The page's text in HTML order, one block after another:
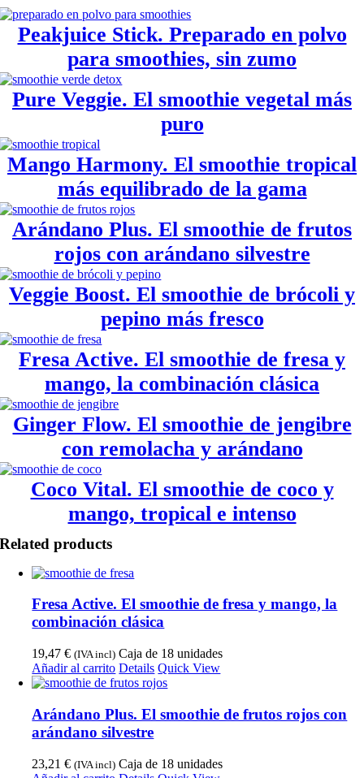
Peakjuice Stick. Preparado en polvo
para smoothies, sin zumo
Pure Veggie. El smoothie vegetal más
puro
Mango Harmony. El smoothie tropical
más equilibrado de la gama
Arándano Plus. El smoothie de frutos
rojos con arándano silvestre
Veggie Boost. El smoothie de brócoli y
pepino más fresco
Fresa Active. El smoothie de fresa y
mango, la combinación clásica
Ginger Flow. El smoothie de jengibre
con remolacha y arándano
Coco Vital. El smoothie de coco y
mango, tropical e intenso
Related products
Fresa Active. El smoothie de fresa y mango, la
combinación clásica
19,47€ (IVA incl) Caja de 18 unidades
Añadir al carrito Details Quick View
Arándano Plus. El smoothie de frutos rojos con
arándano silvestre
23,21€ (IVA incl) Caja de 18 unidades